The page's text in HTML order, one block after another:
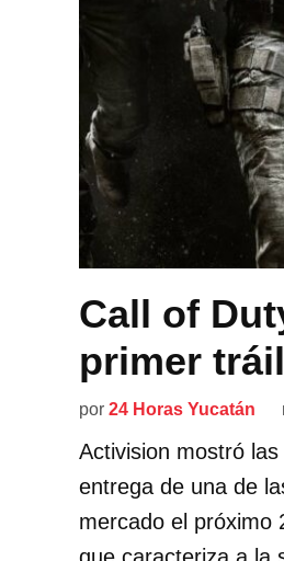
Call of
primer
por 24 Horas Yucatán
Activision mostró
entrega de una de
mercado el próximo